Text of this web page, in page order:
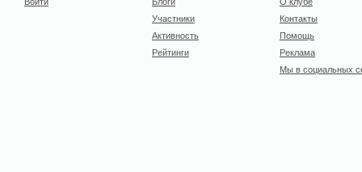
Участники
Активность
Рейтинги
Контакты
Помощь
Реклама
Мы в социальных